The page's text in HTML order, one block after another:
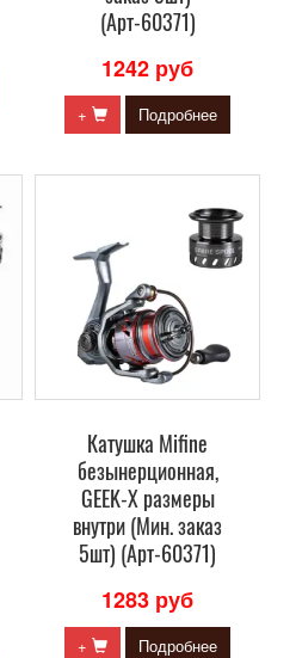
(Арт-60371)
1242 руб
+ Подробнее
Катушка Mifine
безынерционная,
GEEK-X размеры
внутри (Мин. заказ
5шт) (Арт-60371)
1283 руб
+ Подробнее